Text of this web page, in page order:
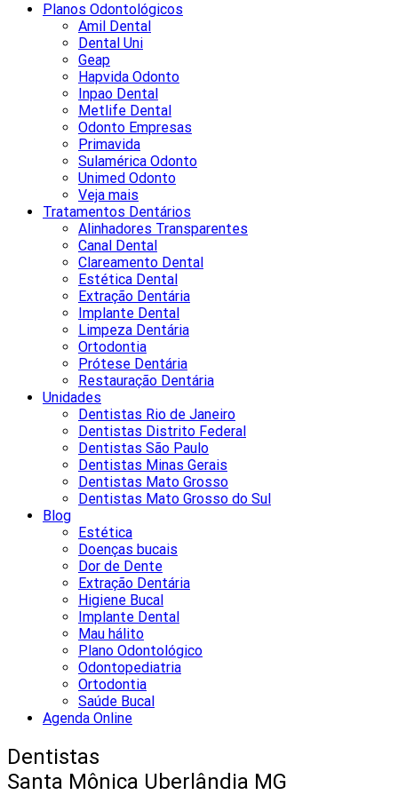
Planos Odontológicos
Amil Dental
Dental Uni
Geap
Hapvida Odonto
Inpao Dental
Metlife Dental
Odonto Empresas
Primavida
Sulamérica Odonto
Unimed Odonto
Veja mais
Tratamentos Dentários
Alinhadores Transparentes
Canal Dental
Clareamento Dental
Estética Dental
Extração Dentária
Implante Dental
Limpeza Dentária
Ortodontia
Prótese Dentária
Restauração Dentária
Unidades
Dentistas Rio de Janeiro
Dentistas Distrito Federal
Dentistas São Paulo
Dentistas Minas Gerais
Dentistas Mato Grosso
Dentistas Mato Grosso do Sul
Blog
Estética
Doenças bucais
Dor de Dente
Extração Dentária
Higiene Bucal
Implante Dental
Mau hálito
Plano Odontológico
Odontopediatria
Ortodontia
Saúde Bucal
Agenda Online
Dentistas
Santa Mônica Uberlândia MG